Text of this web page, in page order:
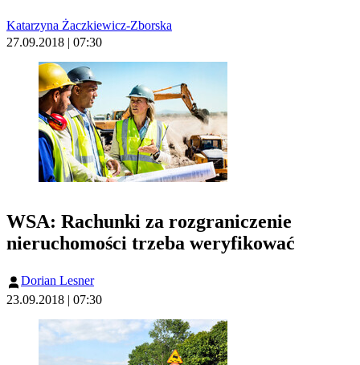
Katarzyna Żaczkiewicz-Zborska
27.09.2018 | 07:30
WSA: Rachunki za rozgraniczenie
nieruchomości trzeba weryfikować
Dorian Lesner
23.09.2018 | 07:30